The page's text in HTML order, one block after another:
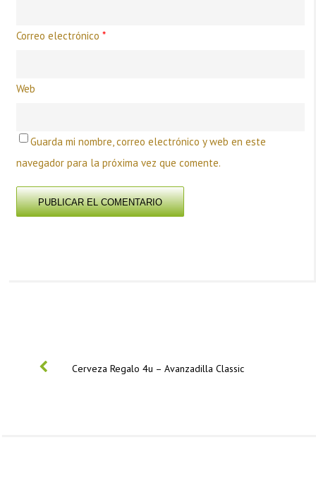
Correo electrónico*
Web
Guarda mi nombre, correo electrónico y web en este
navegador para la próxima vez que comente.
Cerveza Regalo 4u – Avanzadilla Classic